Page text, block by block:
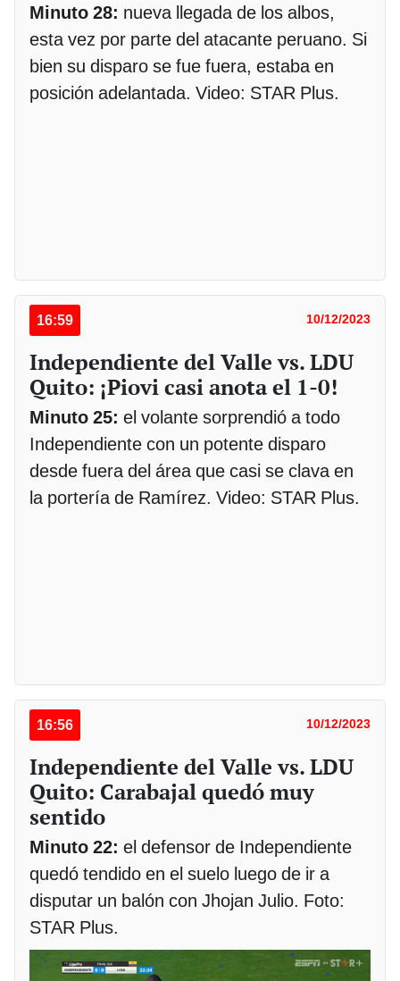
Minuto 28: nueva llegada de los albos,
esta vez por parte del atacante peruano. Si
bien su disparo se fue fuera, estaba en
posición adelantada. Video: STAR Plus.
16:59 10/12/2023
Independiente del Valle vs. LDU
Quito: ¡Piovi casi anota el 1-0!
Minuto 25: el volante sorprendió a todo
Independiente con un potente disparo
desde fuera del área que casi se clava en
la portería de Ramírez. Video: STAR Plus.
16:56 10/12/2023
Independiente del Valle vs. LDU
Quito: Carabajal quedó muy
sentido
Minuto 22: el defensor de Independiente
quedó tendido en el suelo luego de ir a
disputar un balón con Jhojan Julio. Foto:
STAR Plus.